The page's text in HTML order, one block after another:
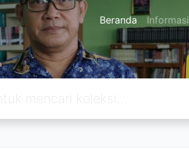
Beranda Informasi